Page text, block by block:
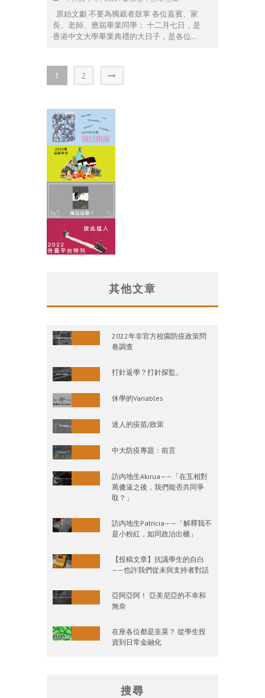
原始文獻 不要為獨裁者鼓掌 各位嘉賓、家
長、老師、應屆畢業同學： 十二月七日，是
香港中文大學畢業典禮的大日子，是各位...
1 2
其他文章
2022年非官方校園防疫政策問
卷調查
打針返學？打針探監。
休學的Variables
迷人的疫苗/政策
中大防疫專題：前言
訪内地生Akirua——「在互相對
罵傻逼之後，我們能否共同爭
取？」
訪内地生Patricia——「解釋我不
是小粉紅，如同政治出櫃」
【投稿文章】抗議學生的自白
——也許我們從未與支持者對話
亞阿亞阿！ 亞美尼亞的不幸和
無奈
在座各位都是韭菜？ 從學生投
資到日常金融化
搜尋